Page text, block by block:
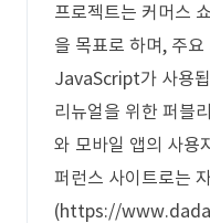
프로젝트는 커머스
을 목표로 하며, 주
JavaScript가 사용
리뉴얼을 위한 퍼블
와 모바일 앱의 사용
퍼런스 사이트로는
(https://